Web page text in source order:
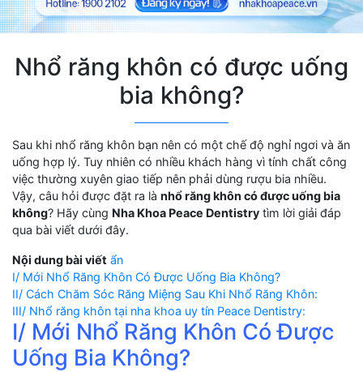
Nhổ răng khôn có được uống
bia không?
Sau khi nhổ răng khôn bạn nên có một chế độ nghỉ ngơi và ăn
uống hợp lý. Tuy nhiên có nhiều khách hàng vì tính chất công
việc thường xuyên giao tiếp nên phải dùng rượu bia nhiều.
Vậy, câu hỏi được đặt ra là nhổ răng khôn có được uống bia
không? Hãy cùng Nha Khoa Peace Dentistry tìm lời giải đáp
qua bài viết dưới đây.
Nội dung bài viết ẩn
I/ Mới Nhổ Răng Khôn Có Được Uống Bia Không?
II/ Cách Chăm Sóc Răng Miệng Sau Khi Nhổ Răng Khôn:
III/ Nhổ răng khôn tại nha khoa uy tín Peace Dentistry:
I/ Mới Nhổ Răng Khôn Có Được
Uống Bia Không?